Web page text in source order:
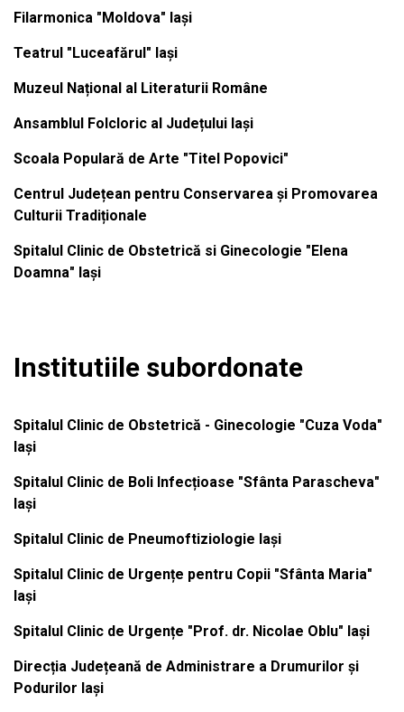
Filarmonica "Moldova" Iași
Teatrul "Luceafărul" Iași
Muzeul Național al Literaturii Române
Ansamblul Folcloric al Județului Iași
Scoala Populară de Arte "Titel Popovici"
Centrul Județean pentru Conservarea și Promovarea
Culturii Tradiționale
Spitalul Clinic de Obstetrică si Ginecologie "Elena
Doamna" Iași
Institutiile subordonate
Spitalul Clinic de Obstetrică - Ginecologie "Cuza Voda"
Iași
Spitalul Clinic de Boli Infecțioase "Sfânta Parascheva"
Iași
Spitalul Clinic de Pneumoftiziologie Iași
Spitalul Clinic de Urgențe pentru Copii "Sfânta Maria"
Iași
Spitalul Clinic de Urgențe "Prof. dr. Nicolae Oblu" Iași
Direcția Județeană de Administrare a Drumurilor și
Podurilor Iași